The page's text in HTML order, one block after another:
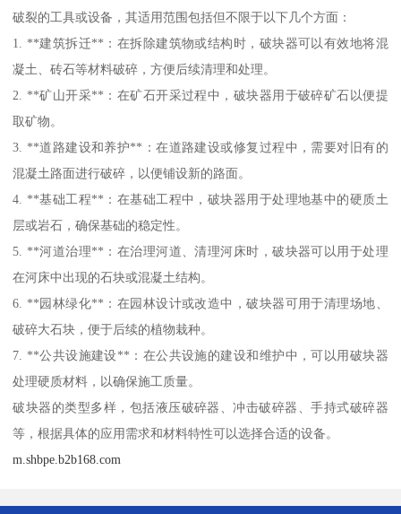
破裂的工具或设备，其适用范围包括但不限于以下几个方面：
1. **建筑拆迁**：在拆除建筑物或结构时，破块器可以有效地将混
凝土、砖石等材料破碎，方便后续清理和处理。
2. **矿山开采**：在矿石开采过程中，破块器用于破碎矿石以便提
取矿物。
3. **道路建设和养护**：在道路建设或修复过程中，需要对旧有的
混凝土路面进行破碎，以便铺设新的路面。
4. **基础工程**：在基础工程中，破块器用于处理地基中的硬质土
层或岩石，确保基础的稳定性。
5. **河道治理**：在治理河道、清理河床时，破块器可以用于处理
在河床中出现的石块或混凝土结构。
6. **园林绿化**：在园林设计或改造中，破块器可用于清理场地、
破碎大石块，便于后续的植物栽种。
7. **公共设施建设**：在公共设施的建设和维护中，可以用破块器
处理硬质材料，以确保施工质量。
破块器的类型多样，包括液压破碎器、冲击破碎器、手持式破碎器
等，根据具体的应用需求和材料特性可以选择合适的设备。
m.shbpe.b2b168.com